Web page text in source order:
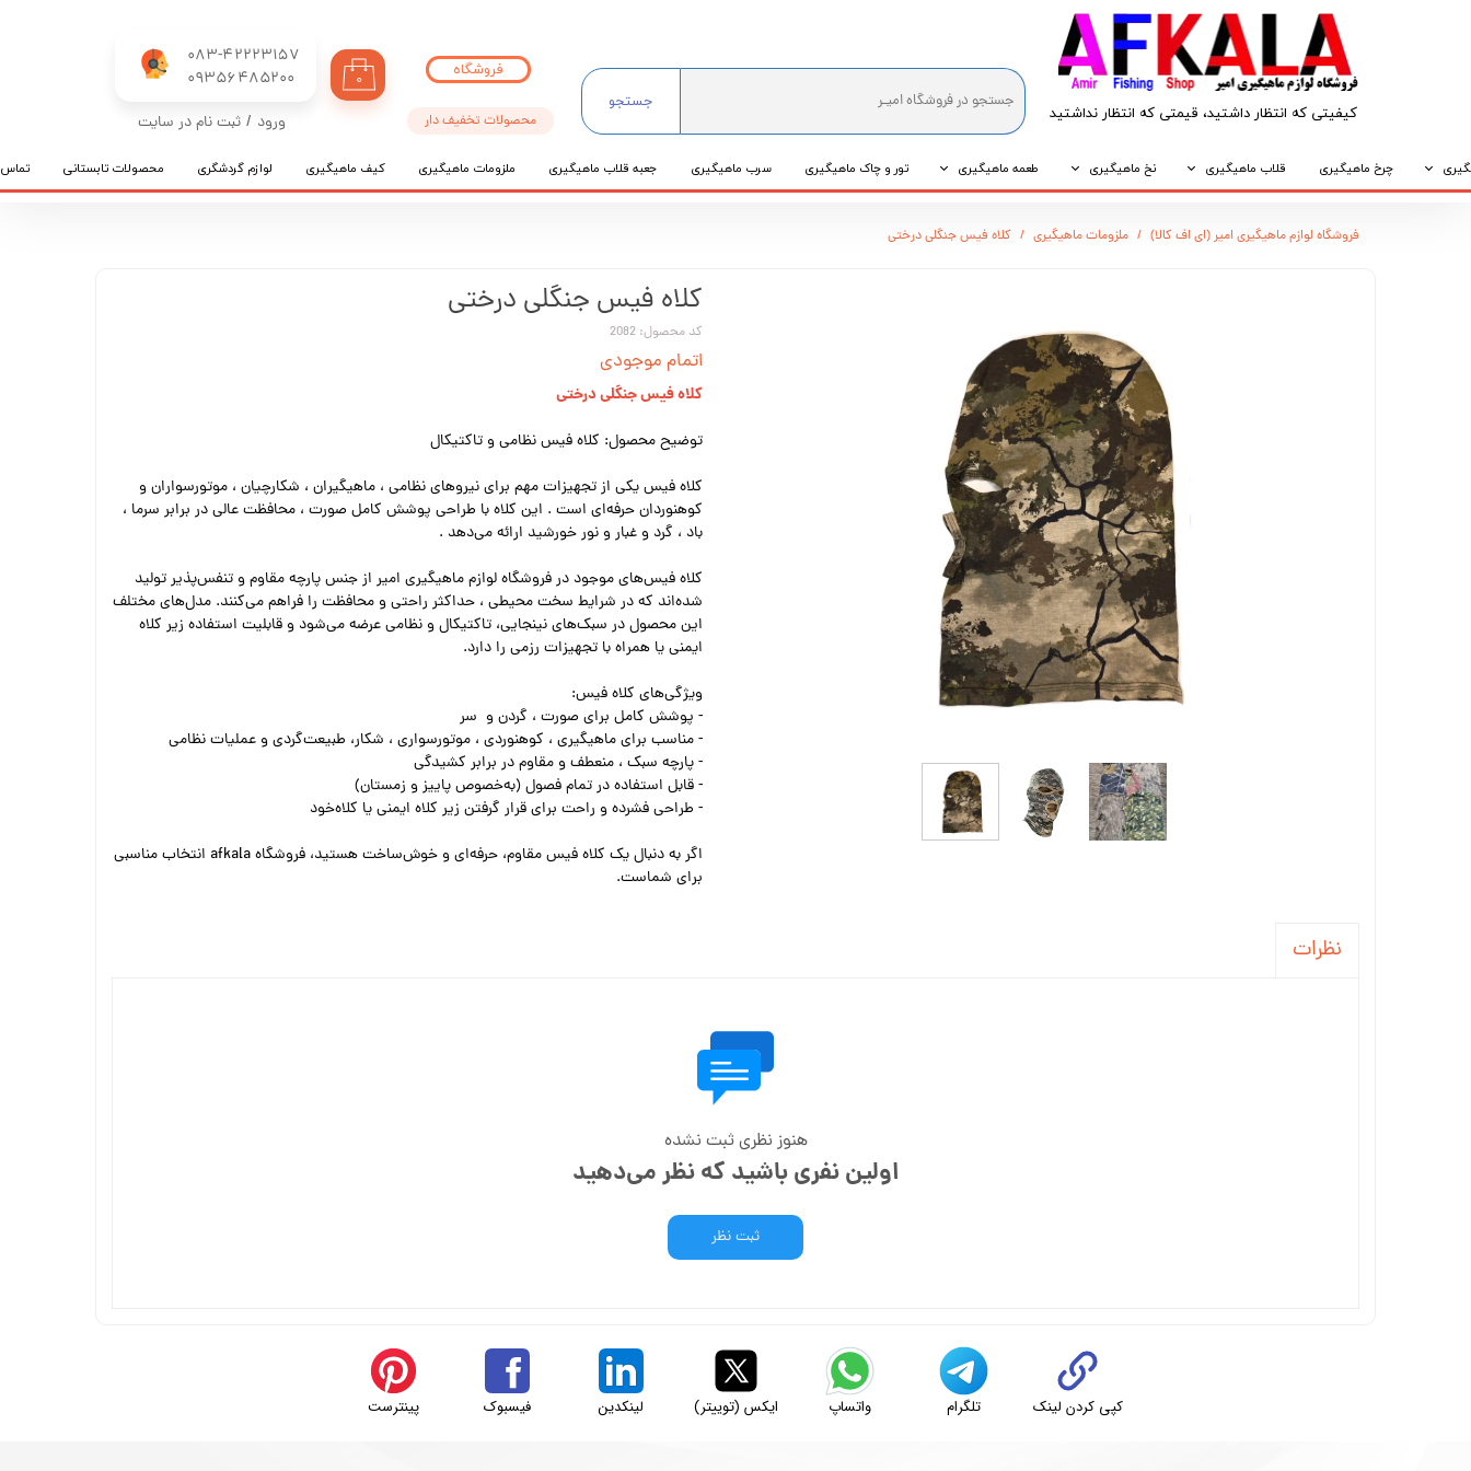
کیفیتی که انتظار داشتید، قیمتی که انتظار نداشتید​​​​​​​
083-42223157
​​​​​​​09356485200
جستجو
۰
ورود / ثبت نام در سایت
تغییر گذر واژه
چرخ ماهیگیری قلاب ماهیگیری نخ ماهیگیری طعمه ماهیگیری تور و چاک ماهیگیری سرب ماهیگیری جعبه قلاب ماهیگیری ملزومات ماهیگیری کیف ماهیگیری لوازم گردشگری محصولات تابستانی تماس
محصولات تخفیف دار
فروشگاه
فروشگاه لوازم ماهیگیری امیر (ای اف کالا) ملزومات ماهیگیری کلاه فیس جنگلی درختی
کلاه فیس جنگلی درختی
کد محصول: 2082
اتمام موجودی
کلاه فیس جنگلی درختی
توضیح محصول: کلاه فیس نظامی و تاکتیکال
کلاه فیس یکی از تجهیزات مهم برای نیروهای نظامی ، ماهیگیران ، شکارچیان ، موتورسواران و
کوهنوردان حرفه‌ای است . این کلاه با طراحی پوشش کامل صورت ، محافظت عالی در برابر سرما ،
باد ، گرد و غبار و نور خورشید ارائه می‌دهد .
کلاه فیس‌های موجود در فروشگاه لوازم ماهیگیری امیر از جنس پارچه مقاوم و تنفس‌پذیر تولید
شده‌اند که در شرایط سخت محیطی ، حداکثر راحتی و محافظت را فراهم می‌کنند. مدل‌های مختلف
این محصول در سبک‌های نینجایی، تاکتیکال و نظامی عرضه می‌شود و قابلیت استفاده زیر کلاه
ایمنی یا همراه با تجهیزات رزمی را دارد.
ویژگی‌های کلاه فیس:
- پوشش کامل برای صورت ، گردن و سر
- مناسب برای ماهیگیری ، کوهنوردی ، موتورسواری ، شکار، طبیعت‌گردی و عملیات نظامی
- پارچه سبک ، منعطف و مقاوم در برابر کشیدگی
- قابل استفاده در تمام فصول (به‌خصوص پاییز و زمستان)
- طراحی فشرده و راحت برای قرار گرفتن زیر کلاه ایمنی یا کلاه‌خود
اگر به دنبال یک کلاه فیس مقاوم، حرفه‌ای و خوش‌ساخت هستید، فروشگاه afkala انتخاب مناسبی
برای شماست.
نظرات
هنوز نظری ثبت نشده
اولین نفری باشید که نظر می‌دهید
ثبت نظر
کپی کردن لینک تلگرام واتساپ ایکس (توییتر) لینکدین فیسبوک پینترست